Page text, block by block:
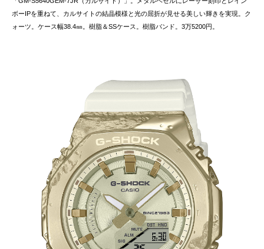
ボーIPを重ねて、カルサイトの結晶模様と光の屈折が見せる美しい輝きを実現。ク
ォーツ。ケース幅38.4㎜。樹脂＆SSケース。樹脂バンド。3万5200円。